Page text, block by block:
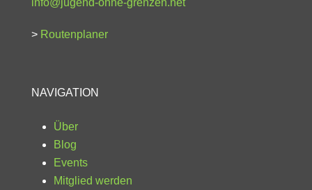
info@jugend-ohne-grenzen.net
> Routenplaner
NAVIGATION
Über
Blog
Events
Mitglied werden